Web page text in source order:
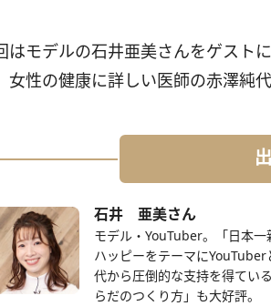
はモデルの石井亜美さんをゲスト
女性の健康に詳しい医師の赤澤純
石井 亜美さん
モデル・YouTuber。「日本
ハッピーをテーマに
代から圧倒的な支持を得てい
らだのつくり方」も大好評。